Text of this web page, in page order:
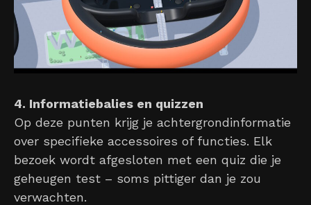
4. Informatiebalies en quizzen
Op deze punten krijg je achtergrondinformatie
over specifieke accessoires of functies. Elk
bezoek wordt afgesloten met een quiz die je
geheugen test – soms pittiger dan je zou
verwachten.